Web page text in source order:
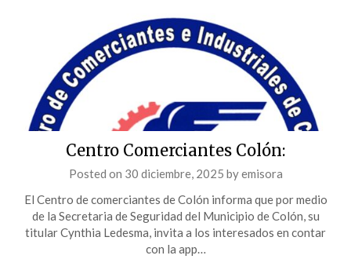
Centro Comerciantes Colón:
Posted on 30 diciembre, 2025 byemisora
El Centro de comerciantes de Colón informa que por medio
de la Secretaria de Seguridad del Municipio de Colón, su
titular Cynthia Ledesma, invita a los interesados en contar
con la app…